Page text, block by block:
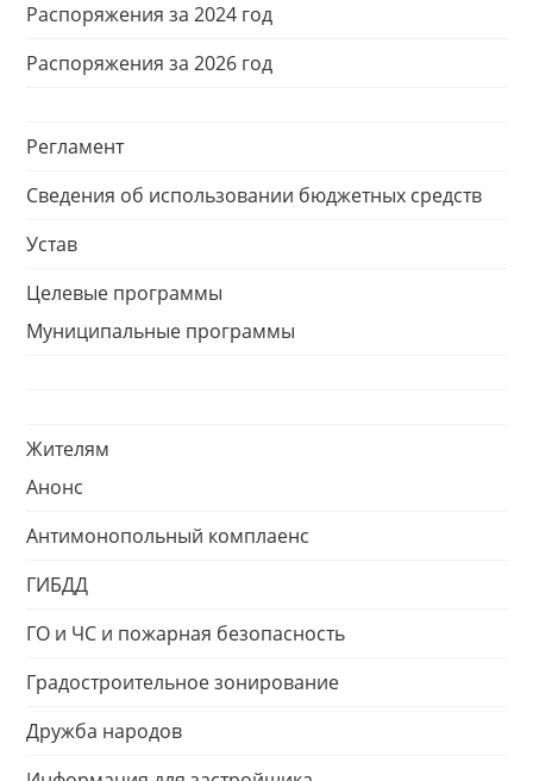
Распоряжения за 2024 год
Распоряжения за 2026 год
Регламент
Сведения об использовании бюджетных средств
Устав
Целевые программы
Муниципальные программы
Жителям
Анонс
Антимонопольный комплаенс
ГИБДД
ГО и ЧС и пожарная безопасность
Градостроительное зонирование
Дружба народов